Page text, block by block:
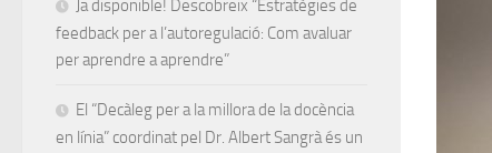
Ja disponible! Descobreix “Estratègies de
feedback per a l’autoregulació: Com avaluar
per aprendre a aprendre”
El “Decàleg per a la millora de la docència
en línia” coordinat pel Dr. Albert Sangrà és un